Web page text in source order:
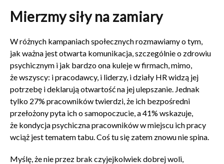
Mierzmy siły na zamiary
W różnych kampaniach społecznych rozmawiamy o tym,
jak ważna jest otwarta komunikacja, szczególnie o zdrowiu
psychicznym i jak bardzo ona kuleje w firmach, mimo,
że wszyscy: i pracodawcy, i liderzy, i działy HR widzą jej
potrzebę i deklarują otwartość na jej ulepszanie. Jednak
tylko 27% pracowników twierdzi, że ich bezpośredni
przełożony pyta ich o samopoczucie, a 41% wskazuje,
że kondycja psychiczna pracowników w miejscu ich pracy
wciąż jest tematem tabu. Coś tu się zatem znowu nie spina.
Myślę, że nie przez brak czyjejkolwiek dobrej woli,